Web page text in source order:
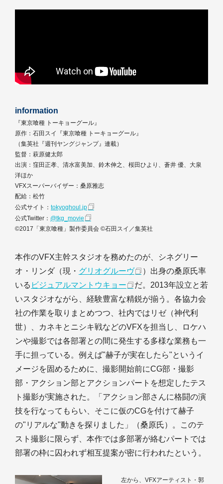
information
『東京喰種 トーキョーグール』
原作：石田スイ『東京喰種 トーキョーグール』
（集英社『週刊ヤングジャンプ』連載）
監督：萩原健太郎
出演：窪田正孝、清水富美加、鈴木伸之、桜田ひより、蒼井 優、大泉
洋ほか
VFXスーパーバイザー：桑原雅志
配給：松竹
公式サイト： tokyoghoul.jp
公式Twitter： @tkg_movie
©2017「東京喰種」製作委員会 ©石田スイ／集英社
本作のVFX主幹スタジオを務めたのが、シネグリー
オ・リンダ（現・ グリオグルーヴ
）出身の桑原氏率
いる ビジュアルマントウキョー
だ。2013年設立と若
いスタジオながら、経験豊富な精鋭が揃う。各協力会
社の作業を取りまとめつつ、社内ではリゼ（神代利
世）、カネキとニシキ戦などのVFXを担当し、ロケハ
ンや撮影では各部署との間に発生する多様な業務も一
手に担っている。例えば"赫子が実在したら"というイ
メージを固めるために、撮影開始前にCG部・撮影
部・アクション部とアクションパートを想定したテス
ト撮影が実施された。「アクション部さんに格闘の演
技を行なってもらい、そこに仮のCGを付けて赫子
の"リアルな"動きを探りました」（桑原氏）。このテ
スト撮影に限らず、本作では多部署が絡むパートでは
部署の枠に囚われず相互提案が密に行われたという。
左から、VFXアーティスト・郭